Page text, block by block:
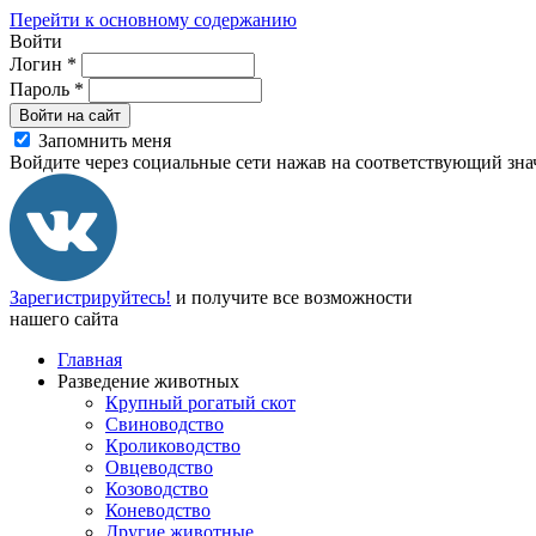
Перейти к основному содержанию
Войти
Логин *
Пароль *
Войти на сайт
Запомнить меня
Войдите через социальные сети нажав на соответствующий
Зарегистрируйтесь! и получите все возможности
нашего сайта
Главная
Разведение животных
Крупный рогатый скот
Свиноводство
Кролиководство
Овцеводство
Козоводство
Коневодство
Другие животные